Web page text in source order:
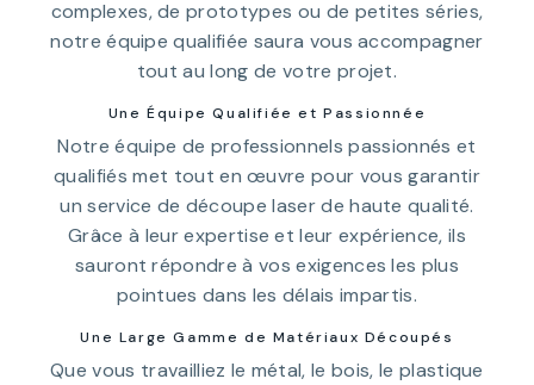
complexes, de prototypes ou de petites séries,
notre équipe qualifiée saura vous accompagner
tout au long de votre projet.
Une Équipe Qualifiée et Passionnée
Notre équipe de professionnels passionnés et
qualifiés met tout en œuvre pour vous garantir
un service de découpe laser de haute qualité.
Grâce à leur expertise et leur expérience, ils
sauront répondre à vos exigences les plus
pointues dans les délais impartis.
Une Large Gamme de Matériaux Découpés
Que vous travailliez le métal, le bois, le plastique